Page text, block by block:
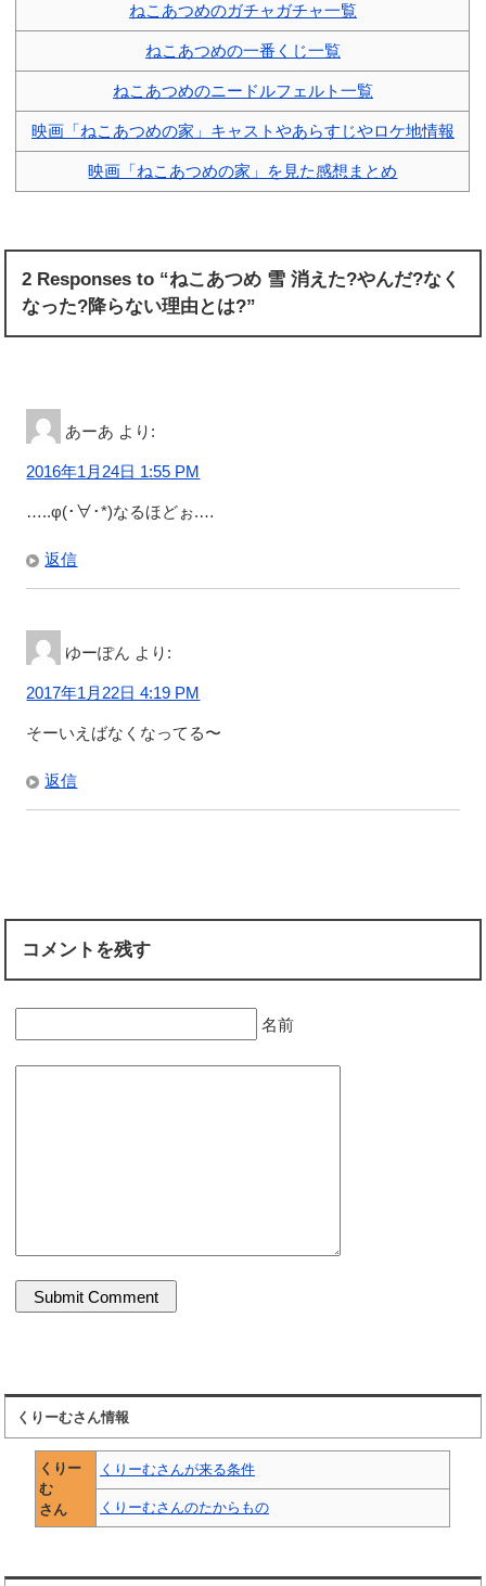
ねこあつめのガチャガチャ一覧
ねこあつめの一番くじ一覧
ねこあつめのニードルフェルト一覧
映画「ねこあつめの家」キャストやあらすじやロケ地情報
映画「ねこあつめの家」を見た感想まとめ
2 Responses to “ねこあつめ 雪 消えた?やんだ?なく
なった?降らない理由とは?”
あーあ より:
2016年1月24日 1:55 PM
…..φ(･∀･*)なるほどぉ.…
返信
ゆーぽん より:
2017年1月22日 4:19 PM
そーいえばなくなってる〜
返信
コメントを残す
名前
くりーむさん情報
くりー
む
さん
くりーむさんが来る条件
くりーむさんのたからもの